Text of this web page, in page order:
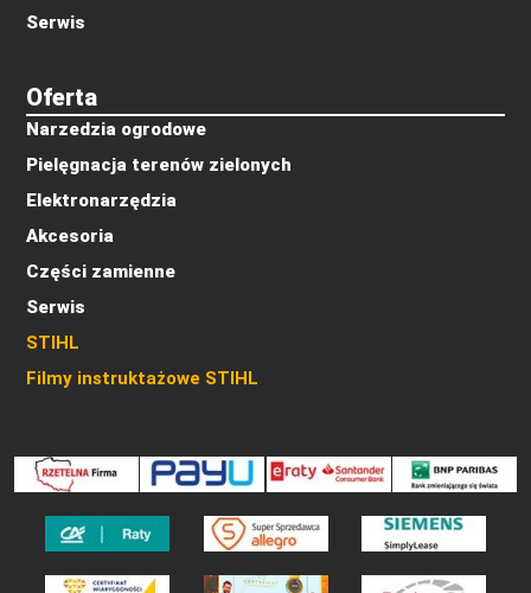
Oferta
Narzedzia ogrodowe
Pielęgnacja terenów zielonych
Elektronarzędzia
Akcesoria
Części zamienne
Serwis
STIHL
Filmy instruktażowe STIHL
Serwis